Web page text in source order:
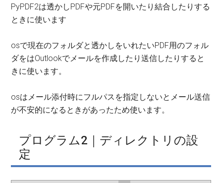
PyPDF2は透かしPDFや元PDFを開いたり結合したりする
ときに使います
osで現在のフォルダと透かしをいれたいPDF用のフォル
ダをはOutlookでメールを作成したり送信したりすると
きに使います。
osはメール添付時にフルパスを指定しないとメール送信
が不安的になるときがあったため使います。
プログラム2｜ディレクトリの設
定